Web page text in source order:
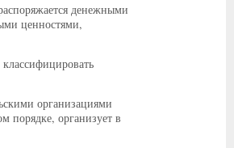
денежными
ценностями,
организациями
порядке, организует в